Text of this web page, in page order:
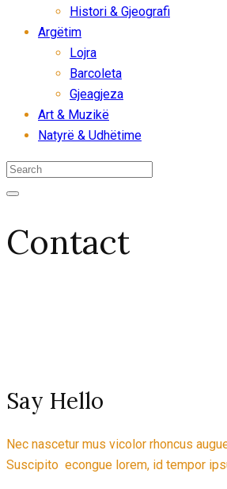
Histori & Gjeografi
Argëtim
Lojra
Barcoleta
Gjeagjeza
Art & Muzikë
Natyrë & Udhëtime
Contact
Say Hello
Nec nascetur mus vicolor rhoncus
Suscipito econgue lorem, id tempor